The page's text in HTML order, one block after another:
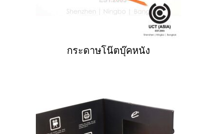
กระดาษโน๊ตบุ๊คหนัง